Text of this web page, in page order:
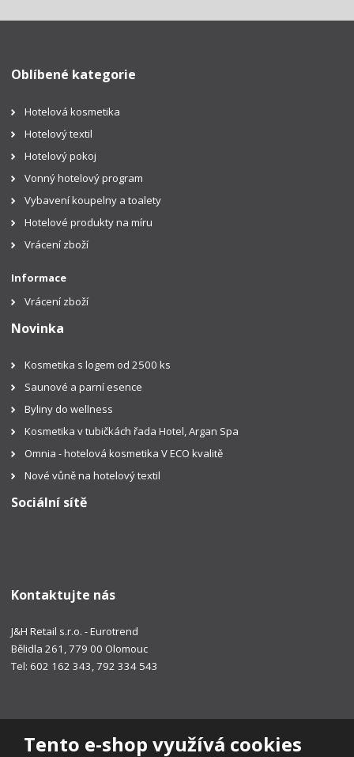
Tento e-shop využívá cookies
Oblíbené kategorie
Hotelová kosmetika
Hotelový textil
Hotelový pokoj
Vonný hotelový program
Vybavení koupelny a toalety
Hotelové produkty na míru
Vrácení zboží
Informace
Vrácení zboží
Novinka
Kosmetika s logem od 2500 ks
Saunové a parní esence
Byliny do wellness
Kosmetika v tubičkách řada Hotel, Argan Spa
Omnia - hotelová kosmetika V ECO kvalitě
Nové vůně na hotelový textil
Sociální sítě
Kontaktujte nás
J&H Retail s.r.o. - Eurotrend
Bělidla 261, 779 00 Olomouc
Tel: 602 162 343, 792 334 543